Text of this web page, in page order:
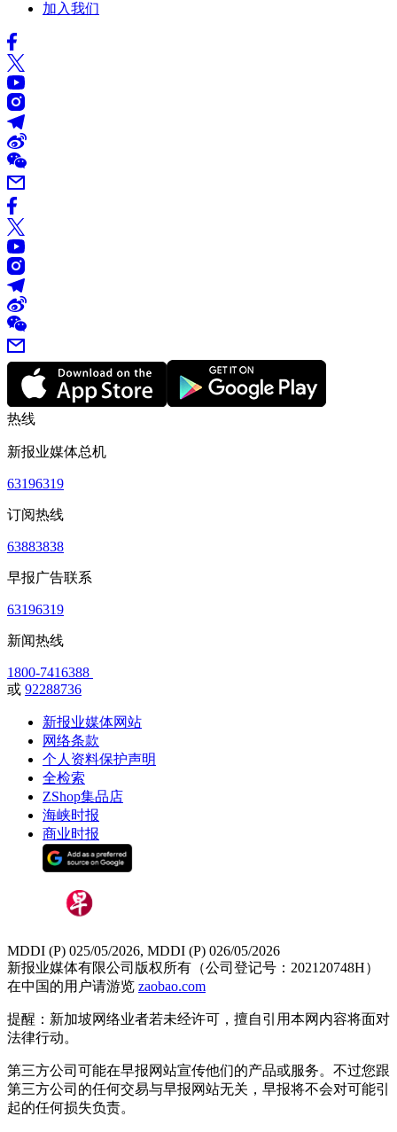
加入我们
热线
新报业媒体总机
63196319
订阅热线
63883838
早报广告联系
63196319
新闻热线
1800-7416388
或 92288736
新报业媒体网站
网络条款
个人资料保护声明
全检索
ZShop集品店
海峡时报
商业时报
MDDI (P) 025/05/2026, MDDI (P) 026/05/2026
新报业媒体有限公司版权所有（公司登记号：202120748H）
在中国的用户请游览 zaobao.com
提醒：新加坡网络业者若未经许可，擅自引用本网内容将面对
法律行动。
第三方公司可能在早报网站宣传他们的产品或服务。不过您跟
第三方公司的任何交易与早报网站无关，早报将不会对可能引
起的任何损失负责。